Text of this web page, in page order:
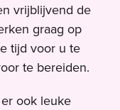
vrijblijvend de
graag op
tijd voor u te
te bereiden.
ook leuke